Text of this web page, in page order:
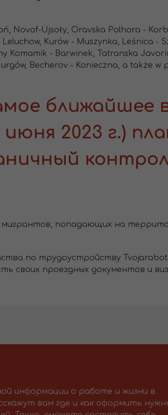
Novof-Ujsoły, Oravska Polhora -
Kurów - Muszynka, Leśnica -
Komamik - Barwinek, Tatranska
Becherov - Konieczna, a także w
ближайшее
2023 г.)
мигрантов, попадающих на
по трудоустройству
своих проездных документов и
информации о работе и жизни в
вам где и как оформить